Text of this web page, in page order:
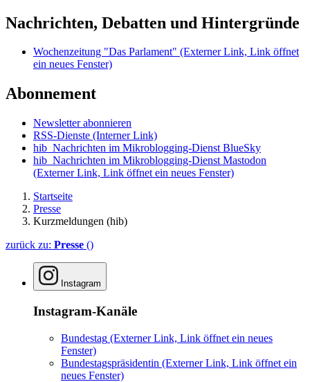
Nachrichten, Debatten und Hintergründe
Wochenzeitung "Das Parlament" (Externer Link, Link öffnet
ein neues Fenster)
Abonnement
Newsletter abonnieren
RSS-Dienste (Interner Link)
hib_Nachrichten im Mikroblogging-Dienst BlueSky
hib_Nachrichten im Mikroblogging-Dienst Mastodon
(Externer Link, Link öffnet ein neues Fenster)
Startseite
Presse
Kurzmeldungen (hib)
zurück zu: Presse ()
Instagram
Instagram-Kanäle
Bundestag (Externer Link, Link öffnet ein neues
Fenster)
Bundestagspräsidentin (Externer Link, Link öffnet ein
neues Fenster)